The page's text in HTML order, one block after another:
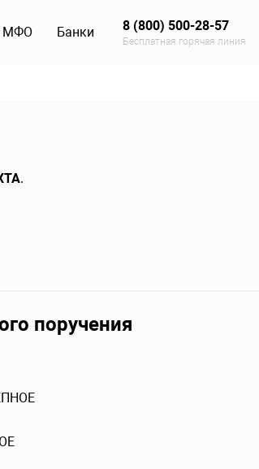
МФО Банки 8 (800) 500-28-57
Бесплатная горячая линия
.
поручения